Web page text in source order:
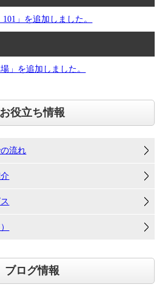
」を追加しました。
」を追加しました。
お役立ち情報
流れ
ブログ情報